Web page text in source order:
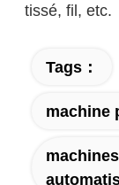
tissé, fil, etc.
Tags：
machine